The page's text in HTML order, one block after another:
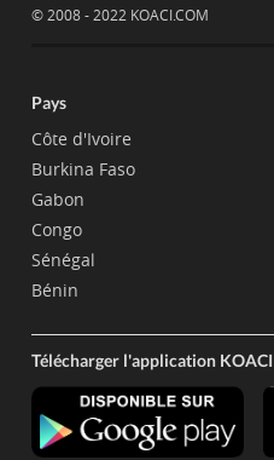
© 2008 - 2022 KOACI.COM
Pays
Côte d'Ivoire
Burkina Faso
Gabon
Congo
Sénégal
Bénin
Télécharger l'application KOACI